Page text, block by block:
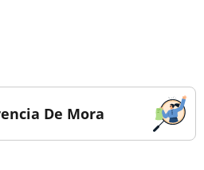
De Mora